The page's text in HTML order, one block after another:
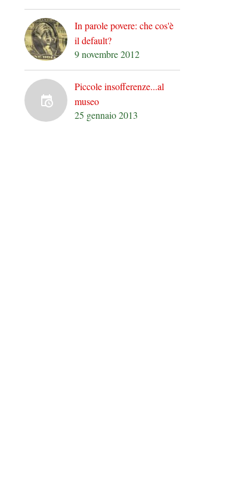
In parole povere: che cos'è
il default?
9 novembre 2012
Piccole insofferenze...al
museo
25 gennaio 2013